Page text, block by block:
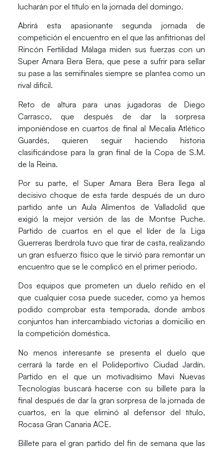
lucharán por el título en la jornada del domingo.
Abrirá esta apasionante segunda jornada de
competición el encuentro en el que las anfitrionas del
Rincón Fertilidad Málaga miden sus fuerzas con un
Super Amara Bera Bera, que pese a sufrir para sellar
su pase a las semifinales siempre se plantea como un
rival difícil.
Reto de altura para unas jugadoras de Diego
Carrasco, que después de dar la sorpresa
imponiéndose en cuartos de final al Mecalia Atlético
Guardés, quieren seguir haciendo historia
clasificándose para la gran final de la Copa de S.M.
de la Reina.
Por su parte, el Super Amara Bera Bera llega al
decisivo choque de esta tarde después de un duro
partido ante un Aula Alimentos de Valladolid que
exigió la mejor versión de las de Montse Puche.
Partido de cuartos en el que el líder de la Liga
Guerreras Iberdrola tuvo que tirar de casta, realizando
un gran esfuerzo físico que le sirvió para remontar un
encuentro que se le complicó en el primer periodo.
Dos equipos que prometen un duelo reñido en el
que cualquier cosa puede suceder, como ya hemos
podido comprobar esta temporada, donde ambos
conjuntos han intercambiado victorias a domicilio en
la competición doméstica.
No menos interesante se presenta el duelo que
cerrará la tarde en el Polideportivo Ciudad Jardín.
Partido en el que un motivadísimo Mavi Nuevas
Tecnologías buscará hacerse con su billete para la
final después de dar la gran sorpresa de la jornada de
cuartos, en la que eliminó al defensor del título,
Rocasa Gran Canaria ACE.
Billete para el gran partido del fin de semana que las